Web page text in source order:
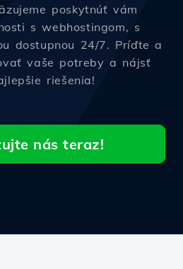
poskytnúť vám
s webhostingom, s
dostupnou 24/7. Príďte a
vaše potreby a nájsť
riešenia!
nás teraz!